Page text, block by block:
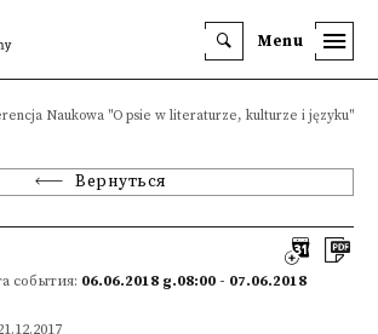
Menu
Naukowa "O psie w literaturze, kulturze i języku"
Вернуться
события: 06.06.2018 g.08:00 - 07.06.2018